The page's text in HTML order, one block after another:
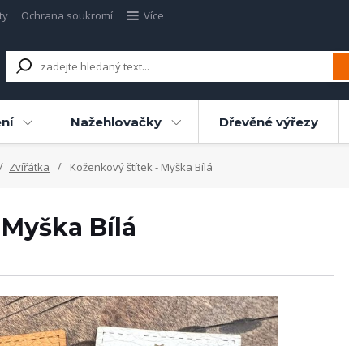
Ochrana soukromí Více
Nažehlovačky Dřevěné výřezy
Zvířátka Koženkový štítek - Myška Bílá
Bílá